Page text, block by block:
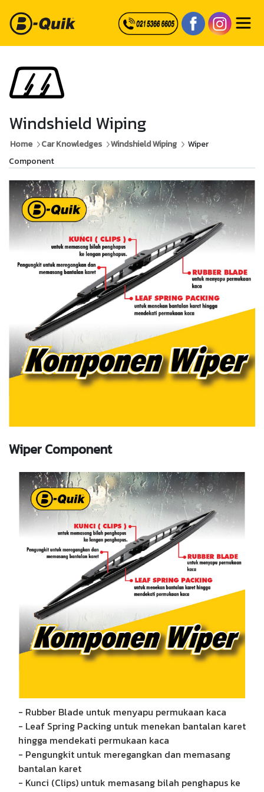
Windshield Wiping
Home Car Knowledges Windshield Wiping
Wiper
Component
Wiper Component
- Rubber Blade untuk menyapu permukaan kaca
- Leaf Spring Packing untuk menekan bantalan karet
hingga mendekati permukaan kaca
- Pengungkit untuk meregangkan dan memasang
bantalan karet
- Kunci (Clips) untuk memasang bilah penghapus ke